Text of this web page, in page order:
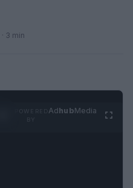
· 3 min
AdhubMedia